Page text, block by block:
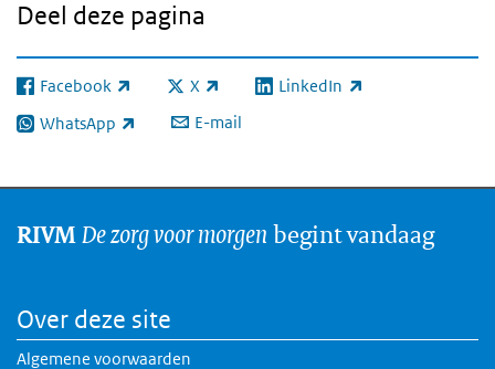
Deel deze pagina
Facebook
(externe link) X
(externe link) LinkedIn
(externe link)
WhatsApp
(externe link) E-mail
RIVMDe zorg voor morgen begint vandaag
Over deze site
Algemene voorwaarden